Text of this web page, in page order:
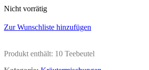
Nicht vorrätig
Zur Wunschliste hinzufügen
Produkt enthält: 10 Teebeutel